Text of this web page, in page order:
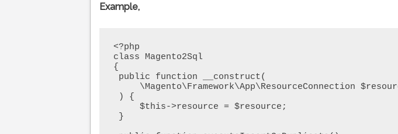
Example,
<?php
class Magento2Sql
{